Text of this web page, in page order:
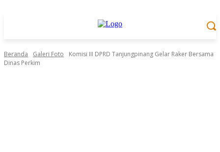
Beranda Galeri Foto
Komisi III DPRD Tanjungpinang Gelar Raker Bersama
Dinas Perkim